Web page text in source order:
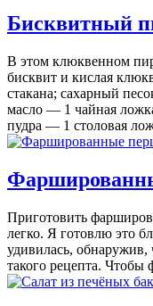
Бисквитный
В этом клюквенном
бисквит и кислая
стакана; сахарный
масло — 1 чайная
пудра — 1 столовая
Приготовить
легко. Я готовлю это
удивилась, обнаружив,
такого рецепта.